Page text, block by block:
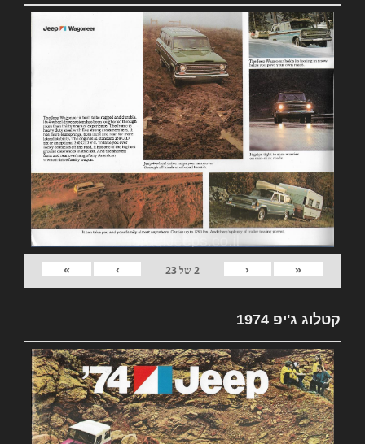
«
‹
2של23
›
»
קטלוג ג'יפ 1974